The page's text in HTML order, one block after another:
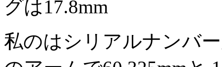
グは17.8mm
私のはシリアルナンバ